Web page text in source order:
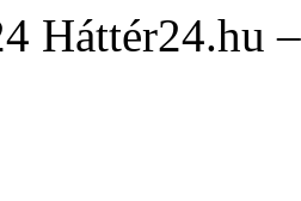
Háttér24.hu